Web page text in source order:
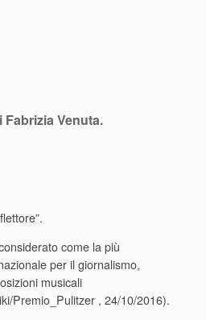
Venuta.
come la più
per il giornalismo,
musicali
Premio_Pulitzer , 24/10/2016).